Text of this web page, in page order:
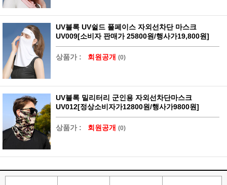
UV블록 UV쉴드 풀페이스 자외선차단 마스크
UV009[소비자 판매가 25800원/행사가19,800원]
상품가 : 회원공개 (0)
UV블록 밀리터리 군인용 자외선차단마스크
UV012[정상소비자가12800원/행사가9800원]
상품가 : 회원공개 (0)